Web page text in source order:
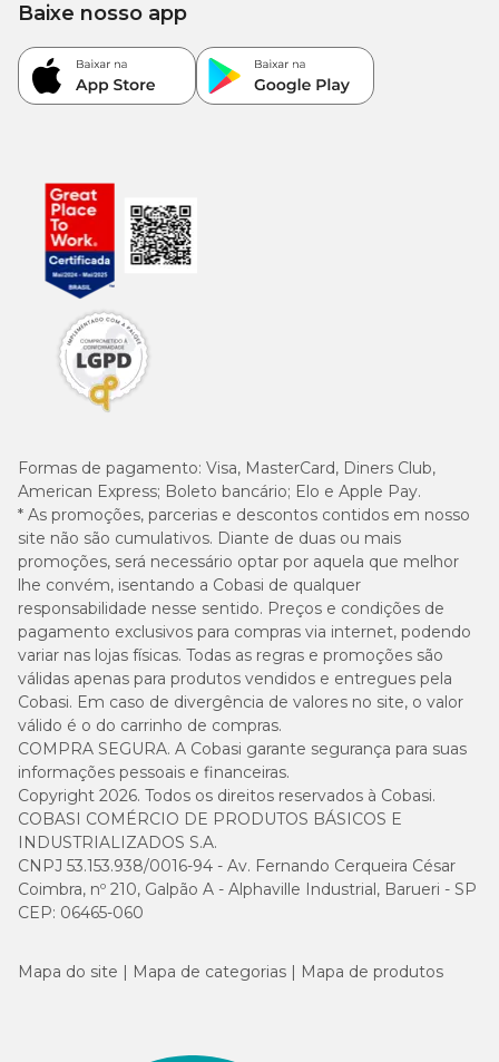
Formas de pagamento: Visa, MasterCard, Diners Club,
American Express; Boleto bancário; Elo e Apple Pay.
* As promoções, parcerias e descontos contidos em nosso
site não são cumulativos. Diante de duas ou mais
promoções, será necessário optar por aquela que melhor
lhe convém, isentando a Cobasi de qualquer
responsabilidade nesse sentido. Preços e condições de
pagamento exclusivos para compras via internet, podendo
variar nas lojas físicas. Todas as regras e promoções são
válidas apenas para produtos vendidos e entregues pela
Cobasi. Em caso de divergência de valores no site, o valor
válido é o do carrinho de compras.
COMPRA SEGURA. A Cobasi garante segurança para suas
informações pessoais e financeiras.
Copyright 2026. Todos os direitos reservados à Cobasi.
COBASI COMÉRCIO DE PRODUTOS BÁSICOS E
INDUSTRIALIZADOS S.A.
CNPJ 53.153.938/0016-94 - Av. Fernando Cerqueira César
Coimbra, nº 210, Galpão A - Alphaville Industrial, Barueri - SP
CEP: 06465-060
Baixe nosso app
Mapa do site Mapa de categorias Mapa de produtos